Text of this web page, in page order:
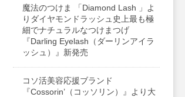
魔法のつけま 「Diamond Lash 」よ
りダイヤモンドラッシュ史上最も極
細でナチュラルなつけまつげ
『Darling Eyelash（ダーリンアイラ
ッシュ）』新発売
コソ活美容応援ブランド
『Cossorin’（コッソリン）』より大